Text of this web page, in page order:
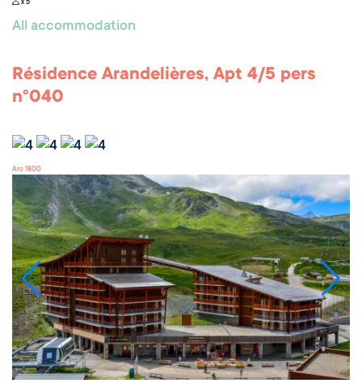
x 5
All accommodation
Résidence Arandelières, Apt 4/5 pers
n°040
Arc 1800